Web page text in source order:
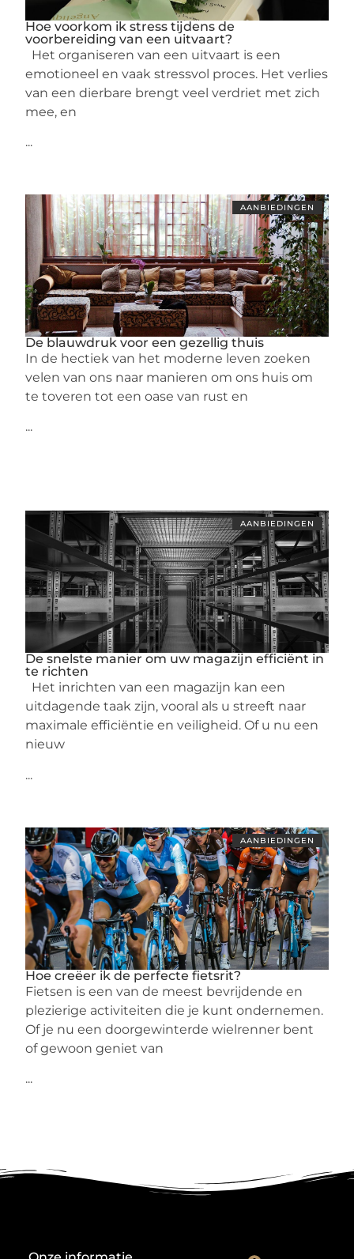
Hoe voorkom ik stress tijdens de
voorbereiding van een uitvaart?
Het organiseren van een uitvaart is een
emotioneel en vaak stressvol proces. Het verlies
van een dierbare brengt veel verdriet met zich
mee, en
...
AANBIEDINGEN
De blauwdruk voor een gezellig thuis
In de hectiek van het moderne leven zoeken
velen van ons naar manieren om ons huis om
te toveren tot een oase van rust en
...
AANBIEDINGEN
De snelste manier om uw magazijn efficiënt in
te richten
Het inrichten van een magazijn kan een
uitdagende taak zijn, vooral als u streeft naar
maximale efficiëntie en veiligheid. Of u nu een
nieuw
...
AANBIEDINGEN
Hoe creëer ik de perfecte fietsrit?
Fietsen is een van de meest bevrijdende en
plezierige activiteiten die je kunt ondernemen.
Of je nu een doorgewinterde wielrenner bent
of gewoon geniet van
...